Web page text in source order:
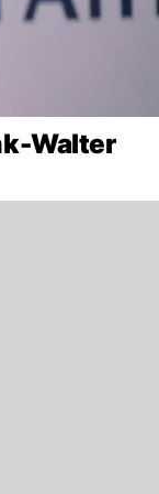
Walter